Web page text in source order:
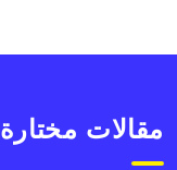
مقالات مختارة